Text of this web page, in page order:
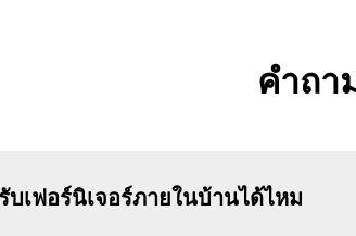
คำถา
เฟอร์นิเจอร์ภายในบ้านได้ไหม